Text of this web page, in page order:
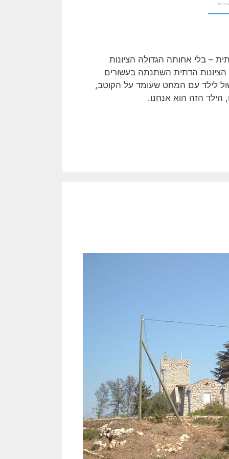
– בלי אחותה הגדולה הציונות
הדתית השתנתה בעשורים
לילד עם המחט שעומד על הקוטב,
הזה הוא אנחנו.